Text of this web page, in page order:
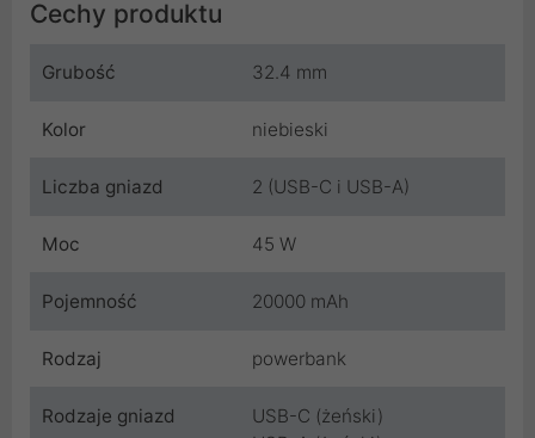
Cechy produktu
Grubość 32.4 mm
Kolor niebieski
Liczba gniazd 2 (USB-C i USB-A)
Moc 45 W
Pojemność 20000 mAh
Rodzaj powerbank
Rodzaje gniazd
USB-C (żeński)